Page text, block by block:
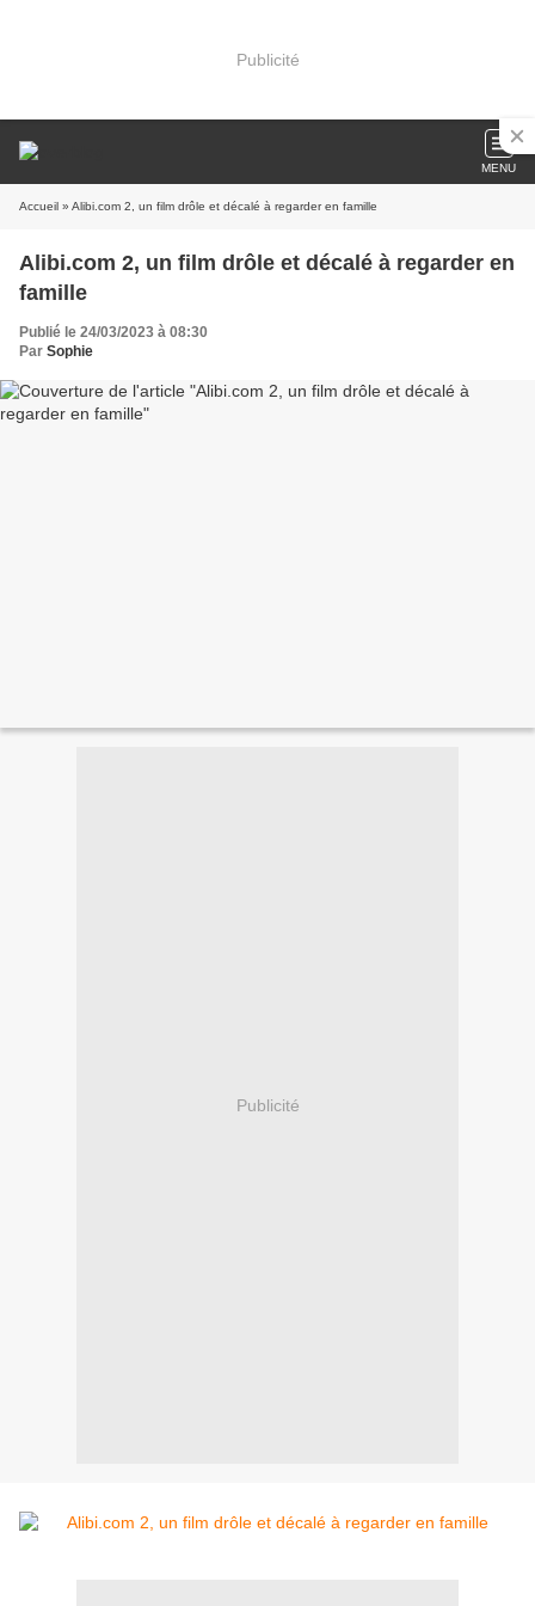
Publicité
MENU
Accueil » Alibi.com 2, un film drôle et décalé à regarder en famille
Alibi.com 2, un film drôle et décalé à regarder en
famille
Publié le 24/03/2023 à 08:30
Par Sophie
Publicité